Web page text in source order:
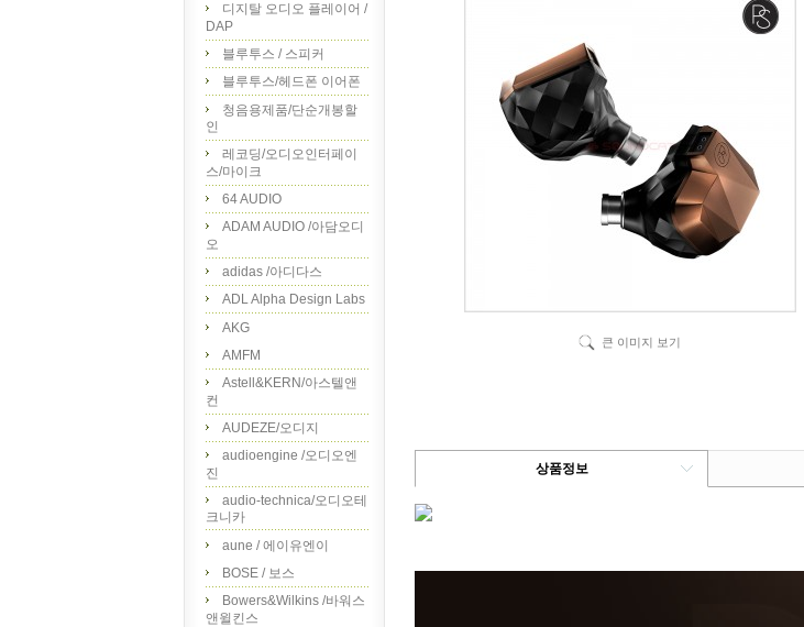
디지탈 오디오 플레이어 /
DAP
블루투스 / 스피커
블루투스/헤드폰 이어폰
청음용제품/단순개봉할
인
레코딩/오디오인터페이
스/마이크
64 AUDIO
ADAM AUDIO /아담오디
오
adidas /아디다스
ADL Alpha Design Labs
AKG
AMFM
Astell&KERN/아스텔앤
컨
AUDEZE/오디지
audioengine /오디오엔
진
audio-technica/오디오테
크니카
aune / 에이유엔이
BOSE / 보스
Bowers&Wilkins /바워스
앤윌킨스
큰 이미지 보기
상품정보